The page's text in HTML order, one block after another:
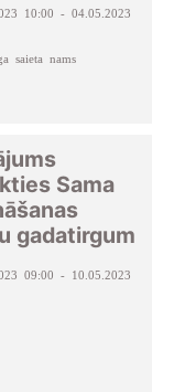
10:00 - 04.05.2023
saieta nams
Sama
gadatirgum
09:00 - 10.05.2023